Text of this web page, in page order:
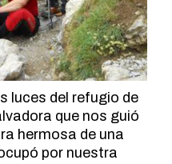
luces del refugio de
que nos guió
hermosa de una
por nuestra